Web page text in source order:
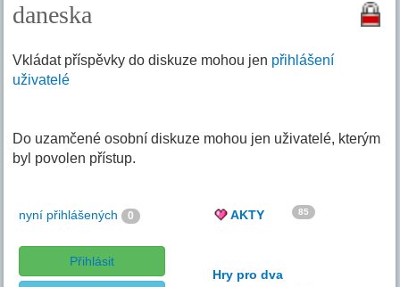
daneska
Vkládat příspěvky do diskuze mohou jen přihlášení
uživatelé
Do uzamčené osobní diskuze mohou jen uživatelé, kterým
byl povolen přístup.
nyní přihlášených 0
Přihlásit
AKTY 85
Hry pro dva